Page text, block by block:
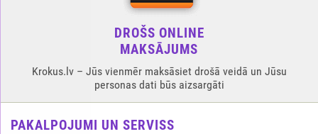
DROŠS ONLINE
MAKSĀJUMS
Krokus.lv – Jūs vienmēr maksāsiet drošā veidā un Jūsu
personas dati būs aizsargāti
PAKALPOJUMI UN SERVISS